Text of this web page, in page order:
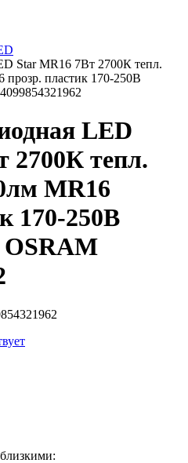
Star MR16 7Вт 2700К тепл.
прозр. пластик 170-250В
LED
2700К тепл.
MR16
170-250В
OSRAM